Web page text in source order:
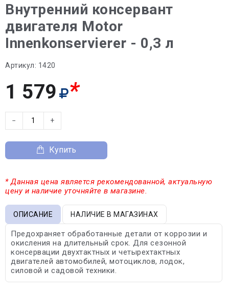
Внутренний консервант
двигателя Motor
Innenkonservierer - 0,3 л
Артикул: 1420
1 579 *
− +
Купить
* Данная цена является рекомендованной, актуальную
цену и наличие уточняйте в магазине.
ОПИСАНИЕ НАЛИЧИЕ В МАГАЗИНАХ
Предохраняет обработанные детали от коррозии и
окисления на длительный срок. Для сезонной
консервации двухтактных и четырехтактных
двигателей автомобилей, мотоциклов, лодок,
силовой и садовой техники.